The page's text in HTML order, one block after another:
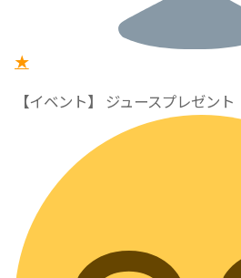
★
【イベント】 ジュースプレゼント